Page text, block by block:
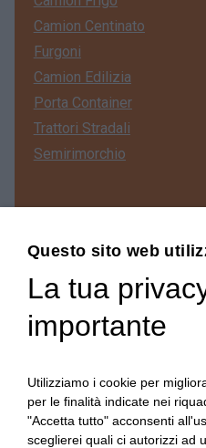
Camion Centinato
Furgoni
Camion Edilizia
Porta Container
Trattori Stradali
Semirimorchio
Menu
USATO
Chi siamo
News
Contatti
Questo sito web
La tua
importante
Utilizziamo i cookie per
per le finalità indicate nei
"Accetta tutto" acconsenti
sceglierei quali ci autorizzi ad